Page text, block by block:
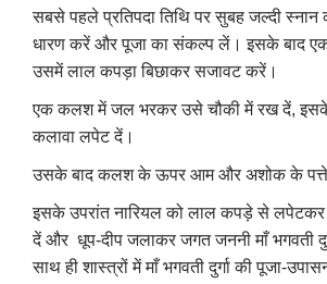
सबसे पहले प्रतिपदा तिथि पर सुबह जल्दी
धारण करें और पूजा का संकल्प लें। इसके बाद
उसमें लाल कपड़ा बिछाकर सजावट करें।
एक कलश में जल भरकर उसे चौकी में रख दें,
कलावा लपेट दें।
उसके बाद कलश के ऊपर आम और अशोक के
इसके उपरांत नारियल को लाल कपड़े से
दें और धूप-दीप जलाकर जगत जननी माँ भगवती
साथ ही शास्त्रों में माँ भगवती दुर्गा की पूजा-